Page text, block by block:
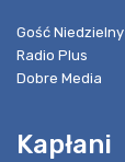
Gość Niedzielny
Radio Plus
Dobre Media
Kapłani